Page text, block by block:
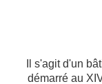
Il s'agit d'un
démarré au